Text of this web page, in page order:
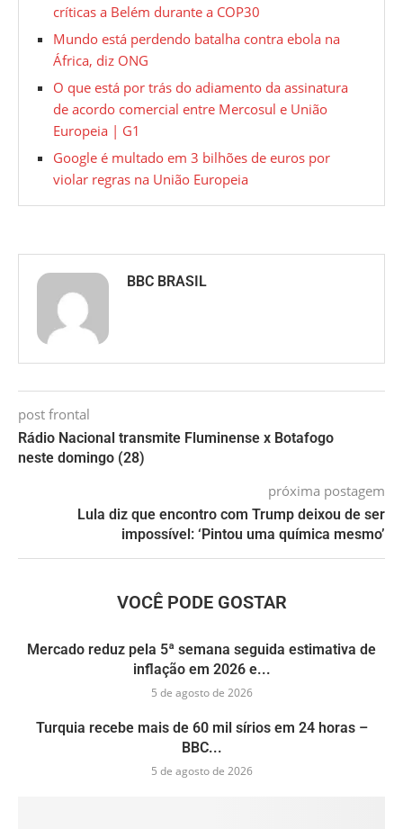
críticas a Belém durante a COP30
Mundo está perdendo batalha contra ebola na
África, diz ONG
O que está por trás do adiamento da assinatura
de acordo comercial entre Mercosul e União
Europeia | G1
Google é multado em 3 bilhões de euros por
violar regras na União Europeia
BBC BRASIL
post frontal
Rádio Nacional transmite Fluminense x Botafogo
neste domingo (28)
próxima postagem
Lula diz que encontro com Trump deixou de ser
impossível: ‘Pintou uma química mesmo’
VOCÊ PODE GOSTAR
Mercado reduz pela 5ª semana seguida estimativa de
inflação em 2026 e...
5 de agosto de 2026
Turquia recebe mais de 60 mil sírios em 24 horas –
BBC...
5 de agosto de 2026